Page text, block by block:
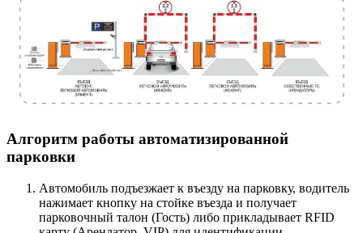
Алгоритм работы автоматизированной
парковки
Автомобиль подъезжает к въезду на парковку, водитель
нажимает кнопку на стойке въезда и получает
парковочный талон (Гость) либо прикладывает RFID